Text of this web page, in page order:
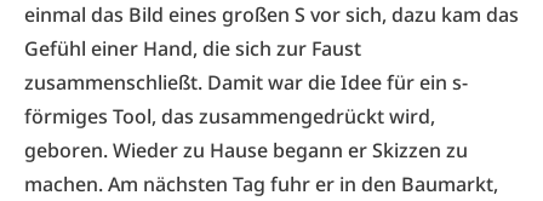
einmal das Bild eines großen S vor sich, dazu kam das
Gefühl einer Hand, die sich zur Faust
zusammenschließt. Damit war die Idee für ein s-
förmiges Tool, das zusammengedrückt wird,
geboren. Wieder zu Hause begann er Skizzen zu
machen. Am nächsten Tag fuhr er in den Baumarkt,